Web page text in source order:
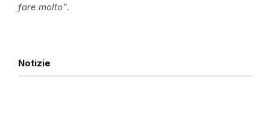
fare molto”.
Notizie